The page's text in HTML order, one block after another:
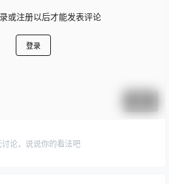
或注册以后才能发表评论
登录
讨论，说说你的看法吧